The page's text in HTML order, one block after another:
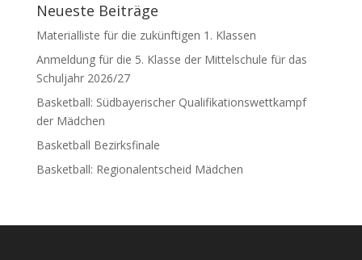
Neueste Beiträge
Materialliste für die zukünftigen 1. Klassen
Anmeldung für die 5. Klasse der Mittelschule für das
Schuljahr 2026/27
Basketball: Südbayerischer Qualifikationswettkampf
der Mädchen
Basketball Bezirksfinale
Basketball: Regionalentscheid Mädchen